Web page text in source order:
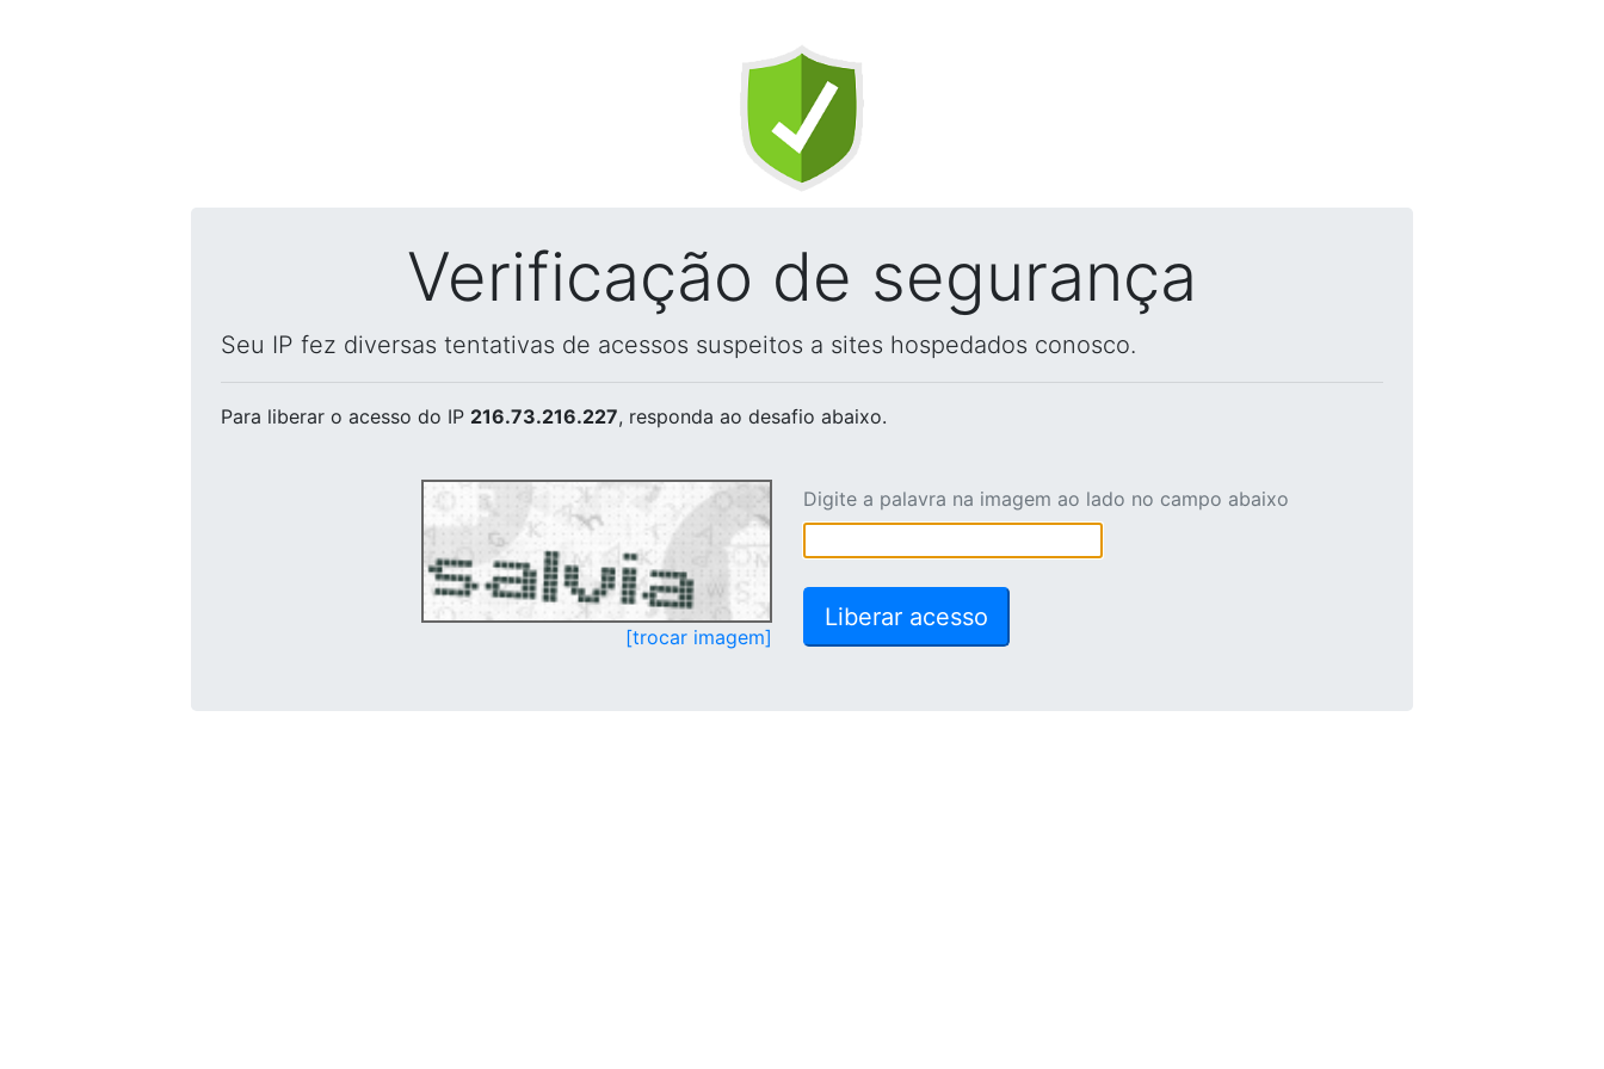
Verificação de segurança
Seu IP fez diversas tentativas de acessos suspeitos a sites hospedados conosco.
Para liberar o acesso do IP 216.73.216.227, responda ao desafio abaixo.
[trocar imagem]
Digite a palavra na imagem ao lado no campo abaixo